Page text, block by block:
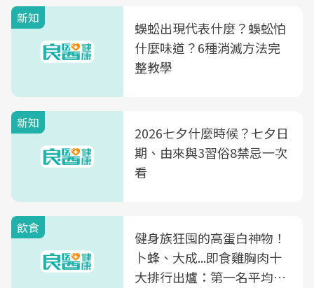
新知
蜈蚣出現代表什麼？蜈蚣怕
什麼味道？6種消滅方法完
整教學
新知
2026七夕什麼時候？七夕日
期、由來與3習俗8禁忌一次
看
飲食
健身族狂囤的高蛋白神物！
卜蜂、大成...即食雞胸肉十
大排行出爐：第一名平均一